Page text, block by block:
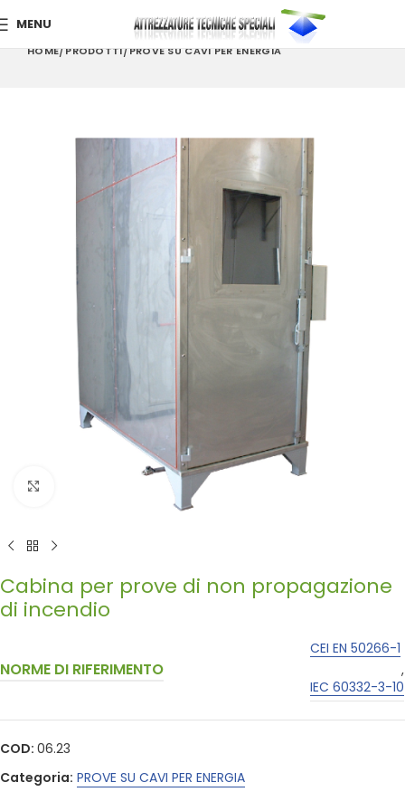
MENU
HOME PRODOTTI PROVE SU CAVI PER ENERGIA
Cabina per prove di non propagazione
di incendio
NORME DI RIFERIMENTO
CEI EN 50266-1
,
IEC 60332-3-10
COD: 06.23
Categoria: PROVE SU CAVI PER ENERGIA